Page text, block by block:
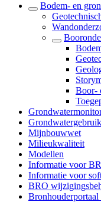
Bodem- en
Boor-
Grondwatergebruik
Mijnbouwwet
Milieukwaliteit
Modellen
Informatie voor
Informatie voor
BRO